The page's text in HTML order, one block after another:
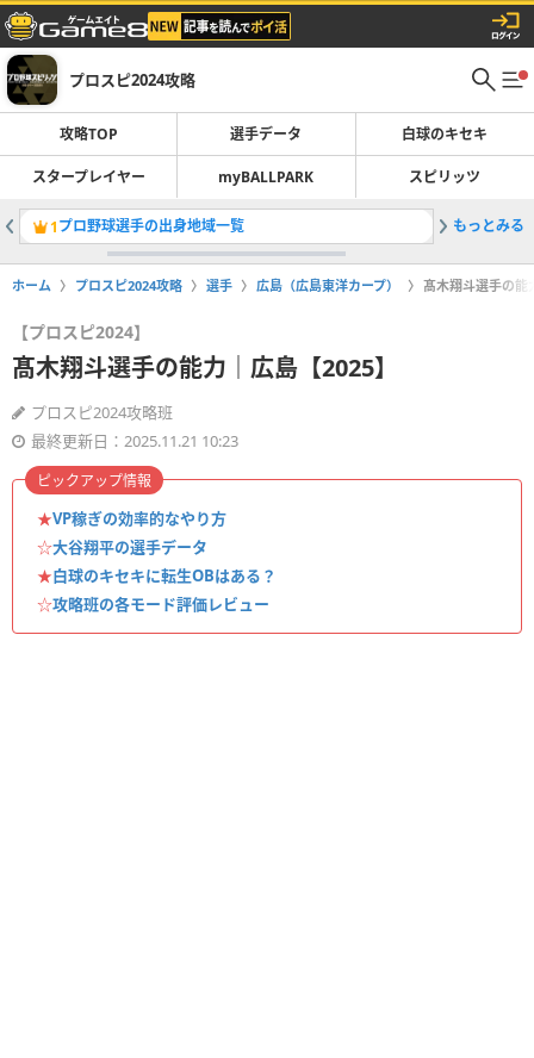
プロスピ2024攻略
攻略TOP 選手データ 白球のキセキ
スタープレイヤー myBALLPARK スピリッツ
1プロ野球選手の出身地域一覧 2スカウ
もっとみる
ホーム プロスピ2024攻略 選手 広島（広島東洋カープ） 髙木翔斗選手の能
【プロスピ2024】
髙木翔斗選手の能力｜広島【2025】
プロスピ2024攻略班
最終更新日：2025.11.21 10:23
★VP稼ぎの効率的なやり方
☆大谷翔平の選手データ
★白球のキセキに転生OBはある？
☆攻略班の各モード評価レビュー
ピックアップ情報